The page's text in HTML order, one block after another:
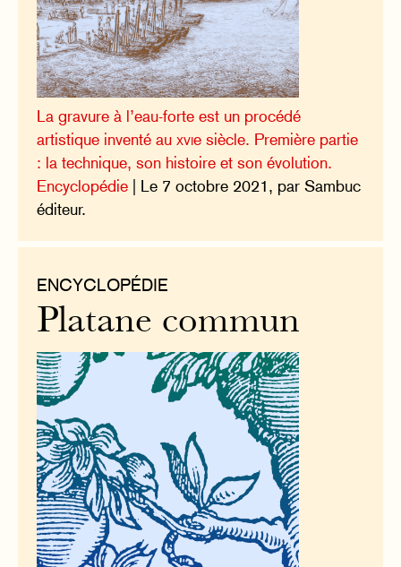
La gravure à l’eau-forte est un procédé
artistique inventé auxvie siècle. Première partie
: la technique, son histoire et son évolution.
Encyclopédie | Le 7 octobre 2021, par Sambuc
éditeur.
ENCYCLOPÉDIE
Platane commun